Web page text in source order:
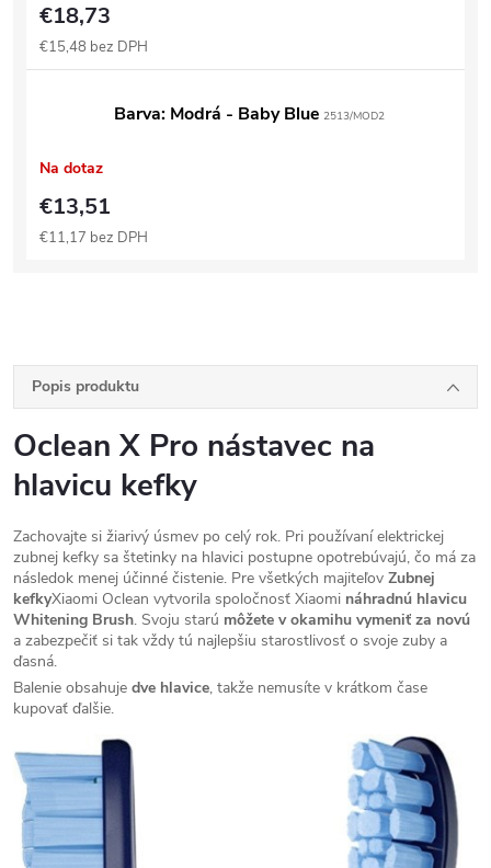
€18,73
€15,48 bez DPH
Barva: Modrá - Baby Blue 2513/MOD2
Na dotaz
€13,51
€11,17 bez DPH
Popis produktu
Oclean X Pro nástavec na
hlavicu kefky
Zachovajte si žiarivý úsmev po celý rok. Pri používaní elektrickej
zubnej kefky sa štetinky na hlavici postupne opotrebúvajú, čo má za
následok menej účinné čistenie. Pre všetkých majiteľov Zubnej
kefkyXiaomi Oclean vytvorila spoločnosť Xiaomi náhradnú hlavicu
Whitening Brush. Svoju starú môžete v okamihu vymeniť za novú
a zabezpečiť si tak vždy tú najlepšiu starostlivosť o svoje zuby a
ďasná.
Balenie obsahuje dve hlavice, takže nemusíte v krátkom čase
kupovať ďalšie.